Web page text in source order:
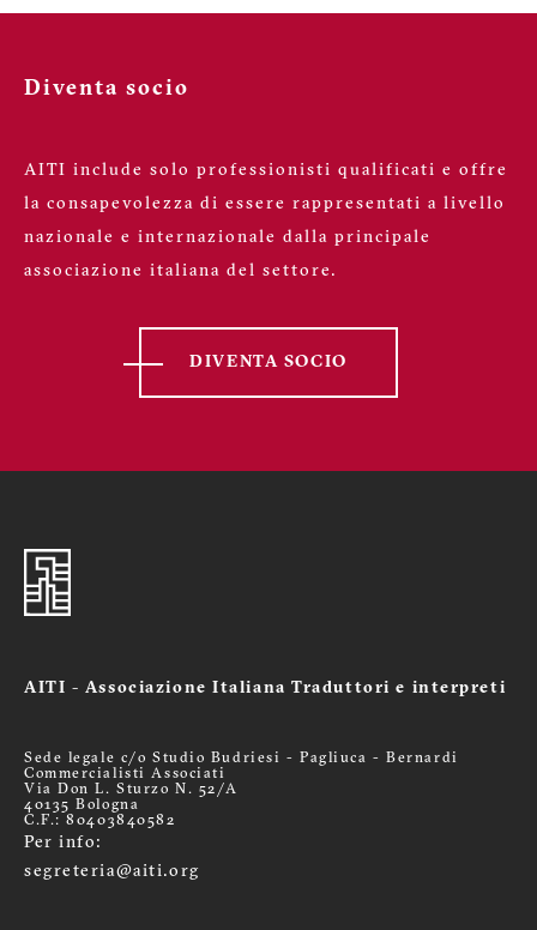
Diventa socio
AITI include solo professionisti qualificati e offre
la consapevolezza di essere rappresentati a livello
nazionale e internazionale dalla principale
associazione italiana del settore.
DIVENTA SOCIO
AITI - Associazione Italiana Traduttori e interpreti
Sede legale c/o Studio Budriesi - Pagliuca - Bernardi
Commercialisti Associati
Via Don L. Sturzo N. 52/A
40135 Bologna
C.F.: 80403840582
Per info:
segreteria@aiti.org